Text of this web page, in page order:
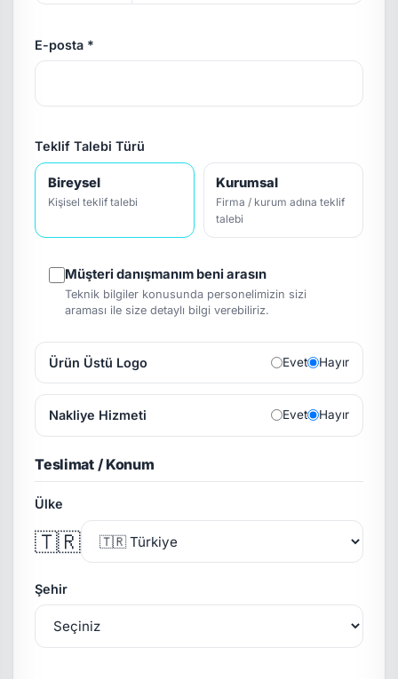
E-posta *
Teklif Talebi Türü
Bireysel
Kişisel teklif talebi
Kurumsal
Firma / kurum adına teklif
talebi
Müşteri danışmanım beni arasın
Teknik bilgiler konusunda personelimizin sizi
araması ile size detaylı bilgi verebiliriz.
Ürün Üstü Logo Evet Hayır
Nakliye Hizmeti Evet Hayır
Teslimat / Konum
Ülke
🇹🇷
Şehir